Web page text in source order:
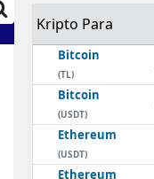
Kripto Para
Bitcoin
(TL)
Bitcoin
(USDT)
Ethereum
(USDT)
Ethereum